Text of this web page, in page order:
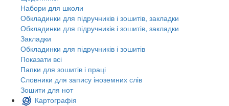
Набори для школи
Обкладинки для підручників і зошитів, закладки
Обкладинки для підручників і зошитів, закладки
Закладки
Обкладинки для підручників і зошитів
Показати всі
Папки для зошитів і праці
Словники для запису іноземних слів
Зошити для нот
Картографія